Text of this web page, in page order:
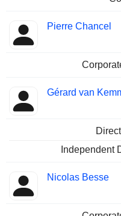
Pierre Chancel
Gérard van
Independent
Nicolas Besse